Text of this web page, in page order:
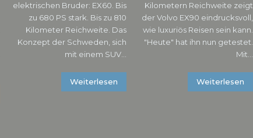
elektrischen Bruder: EX60. Bis
zu 680 PS stark. Bis zu 810
Kilometer Reichweite. Das
Konzept der Schweden, sich
mit einem SUV...
Weiterlesen
Kilometern Reichweite zeigt
der Volvo EX90 eindrucksvoll,
wie luxuriös Reisen sein kann.
"Heute" hat ihn nun getestet.
Mit...
Weiterlesen